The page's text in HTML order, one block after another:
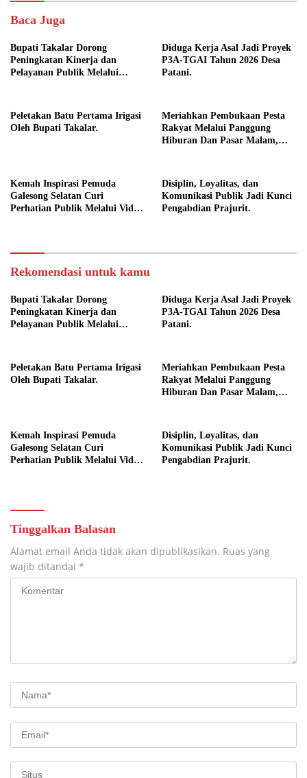
Baca Juga
Bupati Takalar Dorong
Peningkatan Kinerja dan
Pelayanan Publik Melalui
Diduga Kerja Asal Jadi Proyek
P3A-TGAI Tahun 2026 Desa
Patani.
Peletakan Batu Pertama Irigasi
Oleh Bupati Takalar.
Meriahkan Pembukaan Pesta
Rakyat Melalui Panggung
Hiburan Dan Pasar Malam,
Kemah Inspirasi Pemuda
Galesong Selatan Curi
Perhatian Publik Melalui Video
Disiplin, Loyalitas, dan
Komunikasi Publik Jadi Kunci
Pengabdian Prajurit.
Rekomendasi untuk kamu
Bupati Takalar Dorong
Peningkatan Kinerja dan
Pelayanan Publik Melalui
Diduga Kerja Asal Jadi Proyek
P3A-TGAI Tahun 2026 Desa
Patani.
Peletakan Batu Pertama Irigasi
Oleh Bupati Takalar.
Meriahkan Pembukaan Pesta
Rakyat Melalui Panggung
Hiburan Dan Pasar Malam,
Kemah Inspirasi Pemuda
Galesong Selatan Curi
Perhatian Publik Melalui Video
Disiplin, Loyalitas, dan
Komunikasi Publik Jadi Kunci
Pengabdian Prajurit.
Tinggalkan Balasan
Alamat email Anda tidak akan dipublikasikan. Ruas yang
wajib ditandai *